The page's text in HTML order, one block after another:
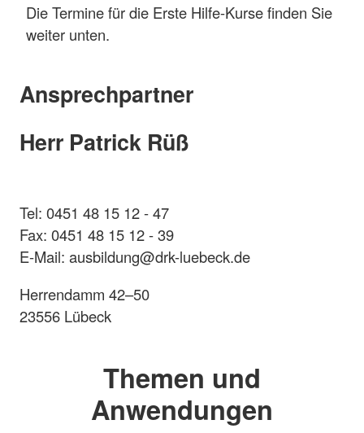
Die Termine für die Erste Hilfe-Kurse finden Sie
weiter unten.
Ansprechpartner
Herr Patrick Rüß
Tel: 0451 48 15 12 - 47
Fax: 0451 48 15 12 - 39
E-Mail: ausbildung@drk-luebeck.de
Herrendamm 42–50
23556 Lübeck
Themen und
Anwendungen